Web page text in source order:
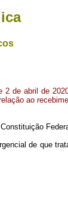
2 de abril de
ao
de que